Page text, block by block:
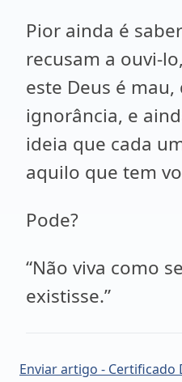
Pior ainda é
recusam a ouvi-
este Deus é
ignorância, e
ideia que cada
aquilo que tem
Pode?
“Não viva como
existisse.”
Enviar artigo - Certificado